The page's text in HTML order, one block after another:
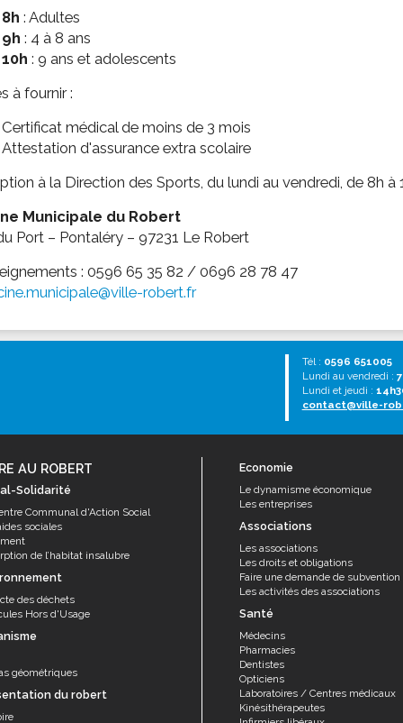
8h : Adultes
9h : 4 à 8 ans
10h : 9 ans et adolescents
à fournir :
Certificat médical de moins de 3 mois
Attestation d'assurance extra scolaire
à la Direction des Sports, du lundi au vendredi, de 8h à
Municipale du Robert
Port – Pontaléry – 97231 Le Robert
: 0596 65 35 82 / 0696 28 78 47
robert.fr
Tél : 0596 651005
Lundi au vendredi :
Lundi et jeudi :
contact@ville-
AU ROBERT
Solidarité
Communal d'Action Social
sociales
de l’habitat insalubre
des déchets
Hors d'Usage
géométriques
du robert
Economie
Le dynamisme économique
Les entreprises
Associations
Les associations
Les droits et obligations
Faire une demande de subvention
Les activités des associations
Santé
Médecins
Pharmacies
Dentistes
Opticiens
Laboratoires / Centres médicaux
Kinésithérapeutes